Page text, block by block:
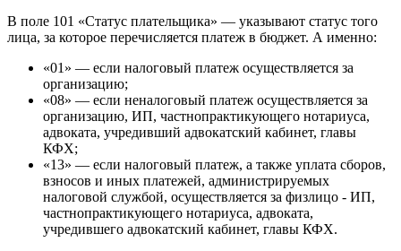
В поле 101 «Статус плательщика» — указывают статус того
лица, за которое перечисляется платеж в бюджет. А именно:
«01» — если налоговый платеж осуществляется за
организацию;
«08» — если неналоговый платеж осуществляется за
организацию, ИП, частнопрактикующего нотариуса,
адвоката, учредивший адвокатский кабинет, главы
КФХ;
«13» — если налоговый платеж, а также уплата сборов,
взносов и иных платежей, администрируемых
налоговой службой, осуществляется за физлицо - ИП,
частнопрактикующего нотариуса, адвоката,
учредившего адвокатский кабинет, главы КФХ.